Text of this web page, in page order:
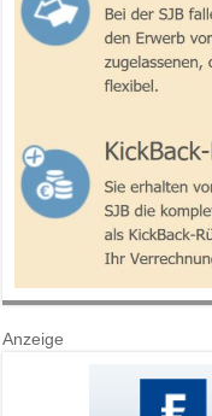
Anzeige